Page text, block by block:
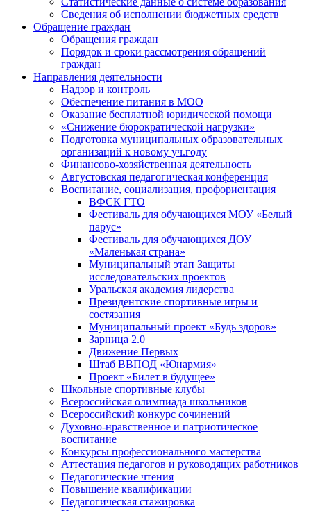
Сведения об исполнении бюджетных средств
Обращение граждан
Обращения граждан
Порядок и сроки рассмотрения обращений
граждан
Направления деятельности
Надзор и контроль
Обеспечение питания в МОО
Оказание бесплатной юридической помощи
«Снижение бюрократической нагрузки»
Подготовка муниципальных образовательных
организаций к новому уч.году
Финансово-хозяйственная деятельность
Августовская педагогическая конференция
Воспитание, социализация, профориентация
ВФСК ГТО
Фестиваль для обучающихся МОУ «Белый
парус»
Фестиваль для обучающихся ДОУ
«Маленькая страна»
Муниципальный этап Защиты
исследовательских проектов
Уральская академия лидерства
Президентские спортивные игры и
состязания
Муниципальный проект «Будь здоров»
Зарница 2.0
Движение Первых
Штаб ВВПОД «Юнармия»
Проект «Билет в будущее»
Школьные спортивные клубы
Всероссийская олимпиада школьников
Всероссийский конкурс сочинений
Духовно-нравственное и патриотическое
воспитание
Конкурсы профессионального мастерства
Аттестация педагогов и руководящих работников
Педагогические чтения
Повышение квалификации
Педагогическая стажировка